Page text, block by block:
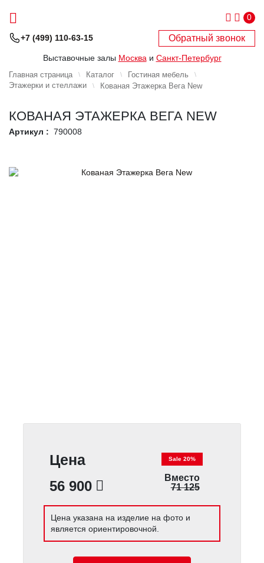
0
+7 (499) 110-63-15 Обратный звонок
Выставочные залы Москва и Санкт-Петербург
Главная страница Каталог
Гостиная мебель
Этажерки и стеллажи
Кованая Этажерка Вега New
КОВАНАЯ ЭТАЖЕРКА ВЕГА NEW
Артикул : 790008
Цена
56 900
Sale 20%
Вместо
71 125
Цена указана на изделие на фото и
является ориентировочной.